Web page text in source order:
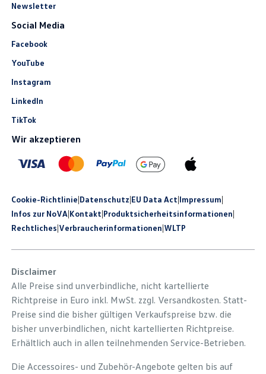
Newsletter
Social Media
Facebook
YouTube
Instagram
LinkedIn
TikTok
Wir akzeptieren
Cookie-Richtlinie|Datenschutz|EU Data Act|Impressum|
Infos zur NoVA|Kontakt|Produkt­sicherheits­informationen|
Rechtliches|Verbraucherinformationen|WLTP
Disclaimer
Alle Preise sind unverbindliche, nicht kartellierte
Richtpreise in Euro inkl. MwSt. zzgl. Versandkosten. Statt-
Preise sind die bisher gültigen Verkaufspreise bzw. die
bisher unverbindlichen, nicht kartellierten Richtpreise.
Erhältlich auch in allen teilnehmenden Service-Betrieben.
Die Accessoires- und Zubehör-Angebote gelten bis auf